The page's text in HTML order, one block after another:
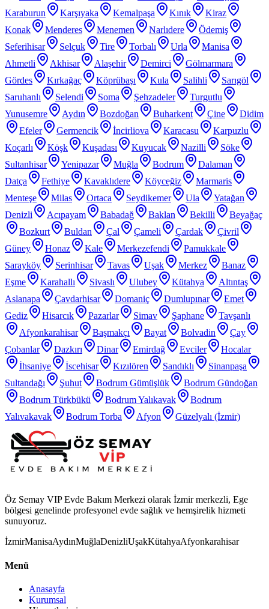
Karaburun
Karşıyaka Kemalpaşa Kınık
Kiraz
Konak
Menderes Menemen Narlıdere
Ödemiş
Seferihisar
Selçuk Tire Torbalı Urla
Manisa
Ahmetli
Akhisar Alaşehir Demirci
Gölmarmara
Gördes
Kırkağaç Köprübaşı Kula Salihli
Sarıgöl
Saruhanlı
Selendi Soma Şehzadeler
Turgutlu
Yunusemre
Aydın Bozdoğan Buharkent Çine
Didim
Efeler
Germencik İncirliova Karacasu
Karpuzlu
Koçarlı
Köşk Kuşadası Kuyucak Nazilli
Söke
Sultanhisar
Yenipazar Muğla Bodrum
Dalaman
Datça
Fethiye Kavaklıdere Köyceğiz
Marmaris
Menteşe
Milas Ortaca Seydikemer Ula
Yatağan
Denizli
Acıpayam Babadağ Baklan Bekilli
Beyağaç
Bozkurt
Buldan Çal Çameli Çardak
Çivril
Güney
Honaz Kale Merkezefendi
Pamukkale
Sarayköy
Serinhisar Tavas Uşak Merkez
Banaz
Eşme
Karahallı Sivaslı Ulubey Kütahya
Altıntaş
Aslanapa
Çavdarhisar Domaniç Dumlupınar
Emet
Gediz
Hisarcık Pazarlar Simav Şaphane
Tavşanlı
Afyonkarahisar
Başmakçı Bayat Bolvadin
Çay
Çobanlar
Dazkırı Dinar Emirdağ Evciler
Hocalar
İhsaniye
İscehisar Kızılören Sandıklı
Sinanpaşa
Sultandağı
Şuhut Bodrum Gümüşlük
Bodrum Gündoğan
Bodrum Türkbükü
Bodrum Yalıkavak
Bodrum
Yalıvakavak
Bodrum Torba Afyon Güzelyalı (İzmir)
Öz Semay VIP Evde Bakım Merkezi olarak İzmir merkezli, Ege
bölgesi genelinde profesyonel evde sağlık ve hemşirelik hizmeti
sunuyoruz.
İzmirManisaAydınMuğlaDenizliUşakKütahyaAfyonkarahisar
Menü
Anasayfa
Kurumsal